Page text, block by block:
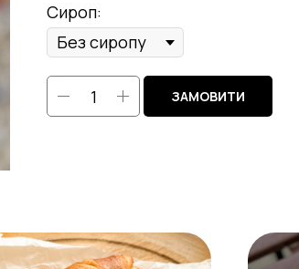
Сироп:
ЗАМОВИТИ